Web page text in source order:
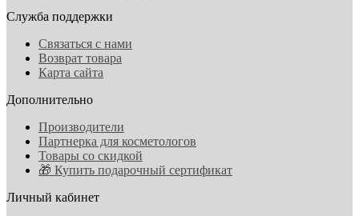
Служба поддержки
Связаться с нами
Возврат товара
Карта сайта
Дополнительно
Производители
Партнерка для косметологов
Товары со скидкой
🎁 Купить подарочный сертификат
Личный кабинет